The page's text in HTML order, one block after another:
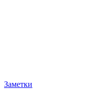
Заметки